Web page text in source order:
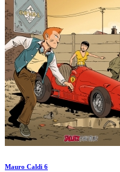
Mauro Caldi 6